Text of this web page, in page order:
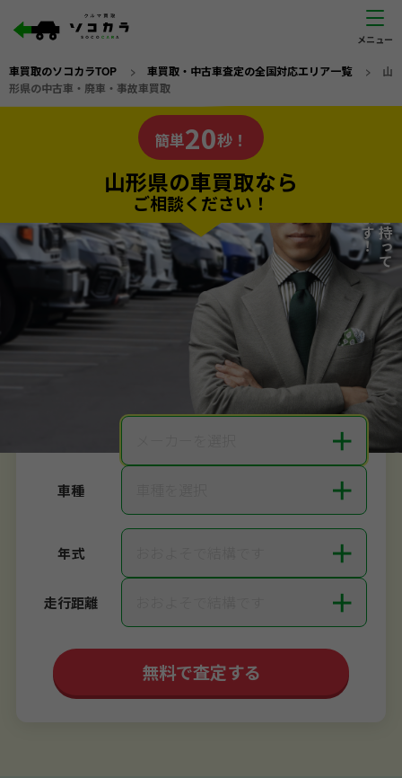
車買取のソコカラTOP > 車買取・中古車査定の全国対応エリア一覧> 山
形県の中古車・廃車・事故車買取
の車買取なら
ソコカラの
電話か出張か、高い方の査定を提案。
私たちが責任を持って
査定いたします！
簡単20秒！
山形県の車買取なら
ご相談ください！
20秒で入力完了！
カンタンWeb査定
ご依頼いただいたお車を丁寧に査定いたします
＋
車種 ＋
年式 ＋
走行距離 ＋
無料で査定する